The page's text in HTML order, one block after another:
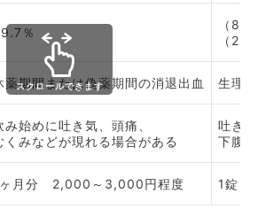
％
（85
（24
薬期間または偽薬期間の消退出血 生理
み始めに吐き気、頭痛、
くみなどが現れる場合がある
吐き
下腹
月分 2,000～3,000円程度 1錠
スクロールできます